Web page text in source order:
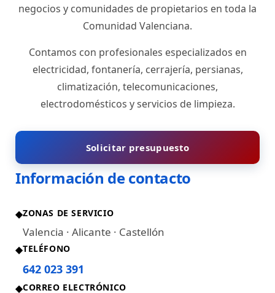
negocios y comunidades de propietarios en toda la
Comunidad Valenciana.
Contamos con profesionales especializados en
electricidad, fontanería, cerrajería, persianas,
climatización, telecomunicaciones,
electrodomésticos y servicios de limpieza.
Solicitar presupuesto
Información de contacto
◆ZONAS DE SERVICIO
Valencia · Alicante · Castellón
◆TELÉFONO
642 023 391
◆CORREO ELECTRÓNICO